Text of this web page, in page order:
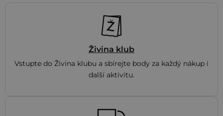
Živina klub
Vstupte do Živina klubu a sbírejte body za každý nákup i
další aktivitu.